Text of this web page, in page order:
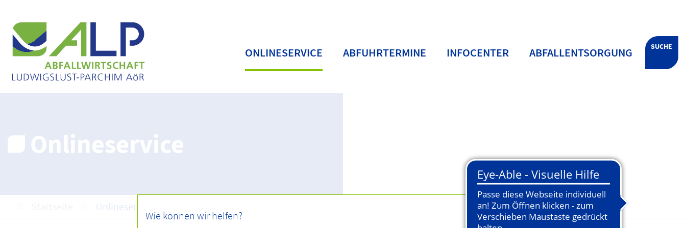
SUCHE
ONLINESERVICE ABFUHRTERMINE INFOCENTER ABFALLENTSORGUNG
Onlineservice
Onlineservice